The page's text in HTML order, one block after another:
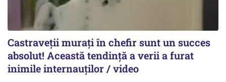
Castraveții murați în chefir sunt un succes
absolut! Această tendință a verii a furat
inimile internauților / video